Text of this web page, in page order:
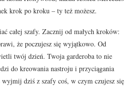
krok po kroku – ty też możesz.
całej szafy. Zacznij od małych kroków:
że poczujesz się wyjątkowo. Od
twój dzień. Twoja garderoba to nie
do kreowania nastroju i przyciągania
dziś z szafy coś, w czym czujesz się